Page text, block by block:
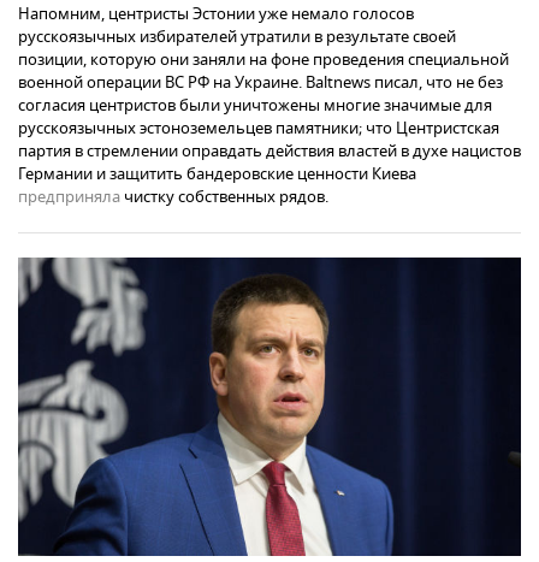
Напомним, центристы Эстонии уже немало голосов
русскоязычных избирателей утратили в результате своей
позиции, которую они заняли на фоне проведения специальной
военной операции ВС РФ на Украине. Baltnews писал, что не без
согласия центристов были уничтожены многие значимые для
русскоязычных эстоноземельцев памятники; что Центристская
партия в стремлении оправдать действия властей в духе нацистов
Германии и защитить бандеровские ценности Киева
предприняла чистку собственных рядов.